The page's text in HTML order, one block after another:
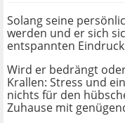
Solang seine
werden und er sich
entspannten
Wird er bedrängt
Krallen: Stress und
nichts für den
Zuhause mit